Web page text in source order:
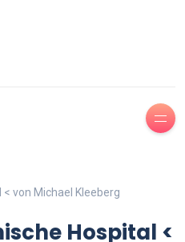
von Michael Kleeberg
Hospital <